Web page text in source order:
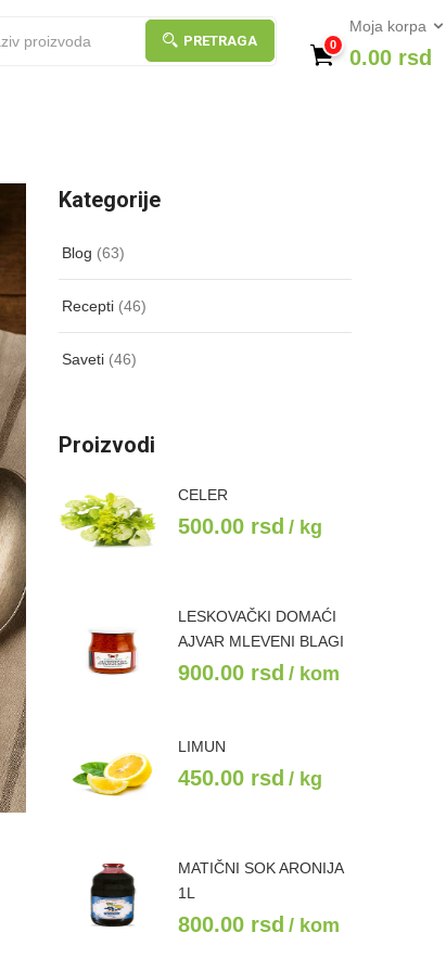
PRETRAGA 0
Moja korpa
0.00 rsd
Kategorije
Blog (63)
Recepti (46)
Saveti (46)
Proizvodi
CELER
500.00 rsd / kg
LESKOVAČKI DOMAĆI
AJVAR MLEVENI BLAGI
900.00 rsd / kom
LIMUN
450.00 rsd / kg
MATIČNI SOK ARONIJA
1L
800.00 rsd / kom